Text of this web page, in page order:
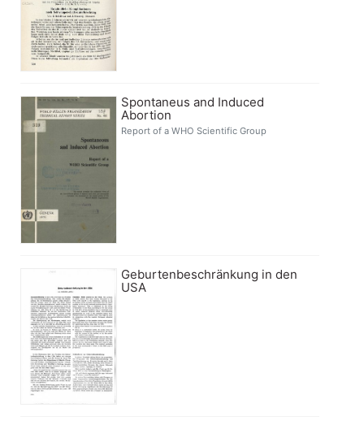
Spontaneus and Induced
Abortion
Report of a WHO Scientific Group
Geburtenbeschränkung in den
USA